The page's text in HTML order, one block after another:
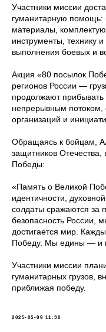
Участники миссии
гуманитарную помощь:
материалы,
инструменты, технику
выполнения боевых и
Акция «80 посылок
регионов России —
продолжают
непрерывным потоком,
организаций и
Обращаясь к бойцам,
защитников
Победы:
«Память о Великой
идентичности,
солдаты сражаются за
безопасность России,
достигается мир.
Победу. Мы едины — и
Участники миссии
гуманитарных грузов,
приближая победу.
2025-05-09 11:30